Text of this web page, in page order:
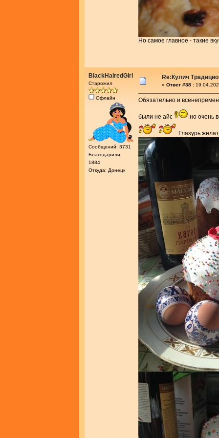
Но самое главное - такие
BlackHairedGirl
Старожил
Офлайн
Сообщений: 3731
Благодарили:
1884
Откуда: Донецк
Re:Кулич
« Ответ #38 :
Обязательно и
были не айс но очень
Глазурь